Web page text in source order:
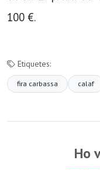
100 €.
Etiquetes:
fira carbassa calaf
Ho